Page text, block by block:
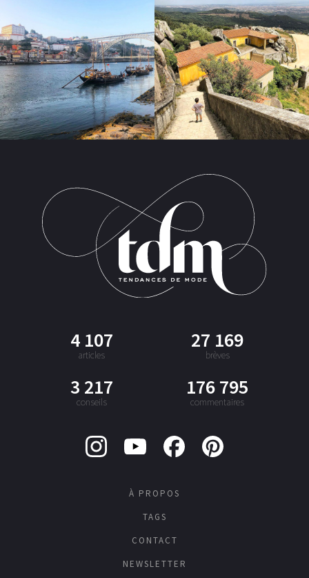
4 107
articles
27 169
brèves
3 217
conseils
176 795
commentaires
À PROPOS
TAGS
CONTACT
NEWSLETTER